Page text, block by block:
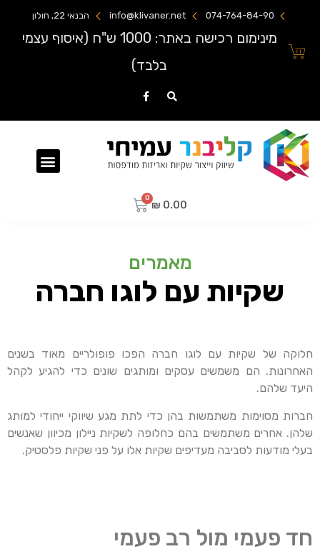
074-764-84-90
info@klivaner.net הבנאי 22, חולון
מינימום רכישה באתר: 1000 ש"ח (איסוף עצמי
בלבד)
₪ 0.00
מאמרים
שקיות עם לוגו חברה
חלוקה של שקיות עם לוגו חברה הפכו פופולריים מאוד בשנים
האחרונות. הם משמשים עסקים ומותגים שונים כדי להגיע לקהל
היעד שלהם.
חברות מסוימות משתמשות בהן כדי לתת מגע שיווקי ייחודי למותג
שלהן. אחרים משתמשים בהם כחלופה לשקיות ניילון מכיוון שאנשים
בעלי מודעות לסביבה מעדיפים שקיות אלו על פני שקיות פלסטיק.
חד פעמי מול רב פעמי